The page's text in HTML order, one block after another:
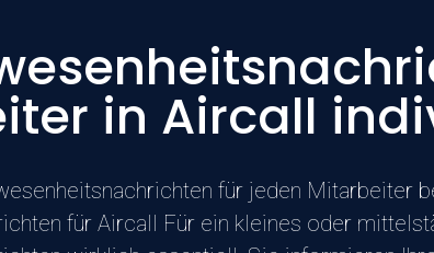
in Aircall
für jeden Mitarbeiter
für Aircall Für ein kleines oder